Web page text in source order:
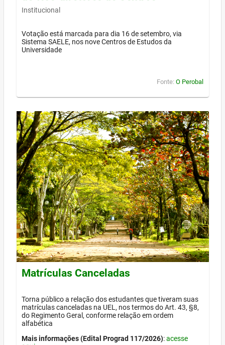
Institucional
Votação está marcada para dia 16 de setembro, via
Sistema SAELE, nos nove Centros de Estudos da
Universidade
Fonte: O Perobal
Matrículas Canceladas
Torna público a relação dos estudantes que tiveram suas
matrículas canceladas na UEL, nos termos do Art. 43, §8,
do Regimento Geral, conforme relação em ordem
alfabética
Mais informações (Edital Prograd 117/2026):acesse